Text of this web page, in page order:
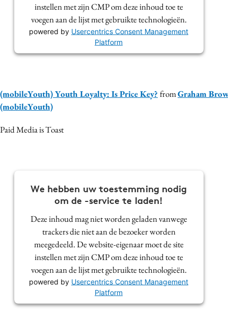
instellen met zijn CMP om deze inhoud toe te
voegen aan de lijst met gebruikte technologieën.
powered by Usercentrics Consent Management
Platform
(mobileYouth) Youth Loyalty: Is Price Key? fromGraham
(mobileYouth)
Paid Media is Toast
We hebben uw toestemming nodig
om de -service te laden!
Deze inhoud mag niet worden geladen vanwege
trackers die niet aan de bezoeker worden
meegedeeld. De website-eigenaar moet de site
instellen met zijn CMP om deze inhoud toe te
voegen aan de lijst met gebruikte technologieën.
powered by Usercentrics Consent Management
Platform